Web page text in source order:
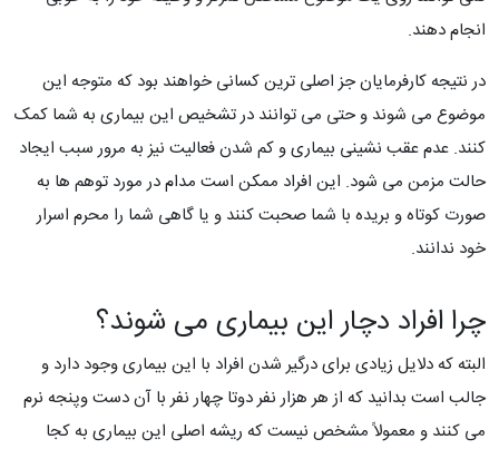
انجام دهند.
در نتیجه کارفرمایان جز اصلی ترین کسانی خواهند بود که متوجه این
موضوع می شوند و حتی می توانند در تشخیص این بیماری به شما کمک
کنند. عدم عقب نشینی بیماری و کم شدن فعالیت نیز به مرور سبب ایجاد
حالت مزمن می شود. این افراد ممکن است مدام در مورد توهم ها به
صورت کوتاه و بریده با شما صحبت کنند و یا گاهی شما را محرم اسرار
خود ندانند.
چرا افراد دچار این بیماری می شوند؟
البته که دلایل زیادی برای درگیر شدن افراد با این بیماری وجود دارد و
جالب است بدانید که از هر هزار نفر دوتا چهار نفر با آن دست وپنجه نرم
می کنند و معمولاً مشخص نیست که ریشه اصلی این بیماری به کجا